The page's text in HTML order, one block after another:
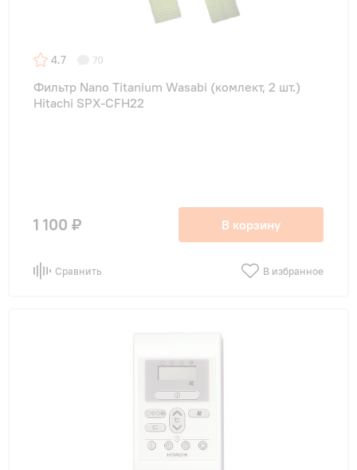
4.7 70
Фильтр Nano Titanium Wasabi (комлект, 2 шт.)
Hitachi SPX-CFH22
1 100 ₽ В корзину
Сравнить В избранное